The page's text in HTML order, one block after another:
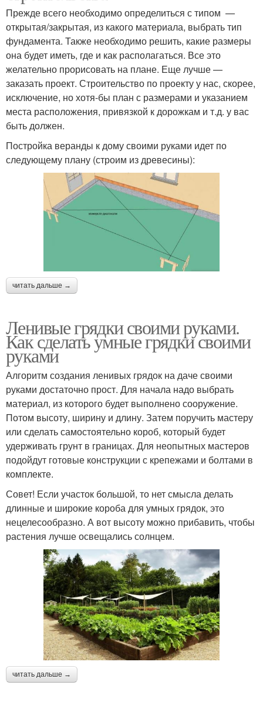
Прежде всего необходимо определиться с типом —
открытая/закрытая, из какого материала, выбрать тип
фундамента. Также необходимо решить, какие размеры
она будет иметь, где и как располагаться. Все это
желательно прорисовать на плане. Еще лучше —
заказать проект. Строительство по проекту у нас, скорее,
исключение, но хотя-бы план с размерами и указанием
места расположения, привязкой к дорожкам и т.д. у вас
быть должен.
Постройка веранды к дому своими руками идет по
следующему плану (строим из древесины):
читать дальше →
Ленивые грядки своими руками.
Как сделать умные грядки своими
руками
Алгоритм создания ленивых грядок на даче своими
руками достаточно прост. Для начала надо выбрать
материал, из которого будет выполнено сооружение.
Потом высоту, ширину и длину. Затем поручить мастеру
или сделать самостоятельно короб, который будет
удерживать грунт в границах. Для неопытных мастеров
подойдут готовые конструкции с крепежами и болтами в
комплекте.
Совет! Если участок большой, то нет смысла делать
длинные и широкие короба для умных грядок, это
нецелесообразно. А вот высоту можно прибавить, чтобы
растения лучше освещались солнцем.
читать дальше →